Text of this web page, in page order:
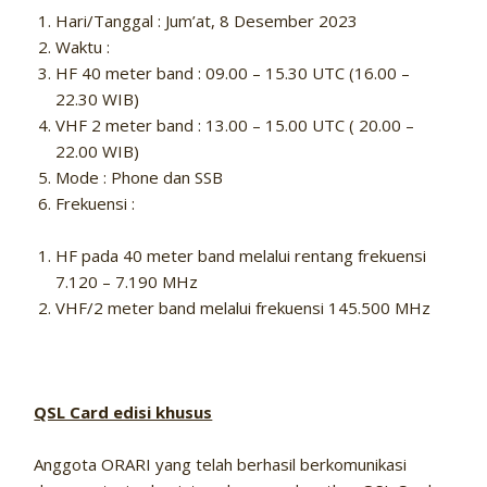
Hari/Tanggal : Jum’at, 8 Desember 2023
Waktu :
HF 40 meter band : 09.00 – 15.30 UTC (16.00 –
22.30 WIB)
VHF 2 meter band : 13.00 – 15.00 UTC ( 20.00 –
22.00 WIB)
Mode : Phone dan SSB
Frekuensi :
HF pada 40 meter band melalui rentang frekuensi
7.120 – 7.190 MHz
VHF/2 meter band melalui frekuensi 145.500 MHz
QSL Card edisi khusus
Anggota ORARI yang telah berhasil berkomunikasi